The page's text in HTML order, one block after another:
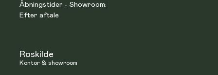
Åbningstider - Showroom:
Efter aftale
Roskilde
Kontor & showroom